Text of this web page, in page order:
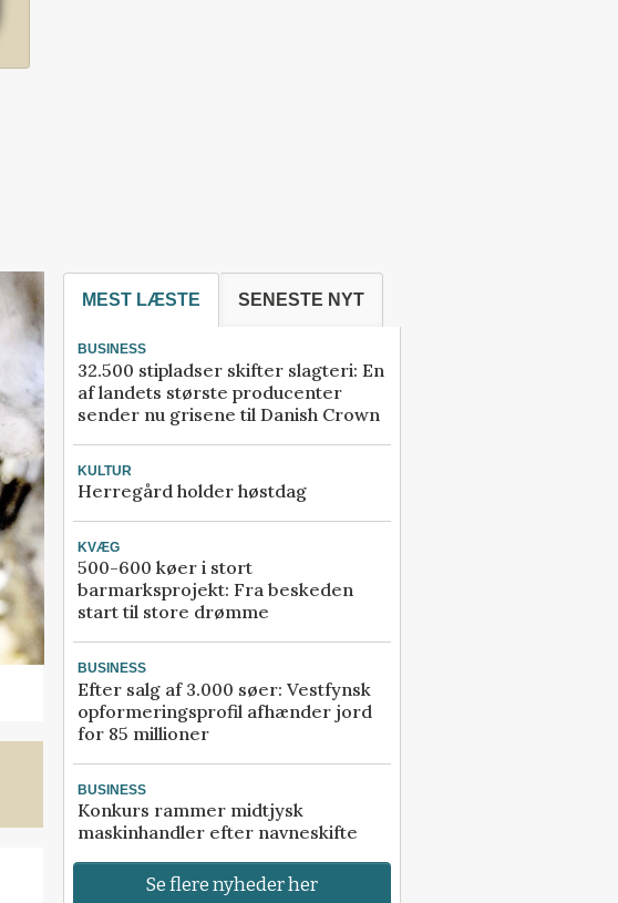
MEST LÆSTE SENESTE NYT
BUSINESS
32.500 stipladser skifter slagteri: En
af landets største producenter
sender nu grisene til Danish Crown
KULTUR
Herregård holder høstdag
KVÆG
500-600 køer i stort
barmarksprojekt: Fra beskeden
start til store drømme
BUSINESS
Efter salg af 3.000 søer: Vestfynsk
opformeringsprofil afhænder jord
for 85 millioner
BUSINESS
Konkurs rammer midtjysk
maskinhandler efter navneskifte
Se flere nyheder her